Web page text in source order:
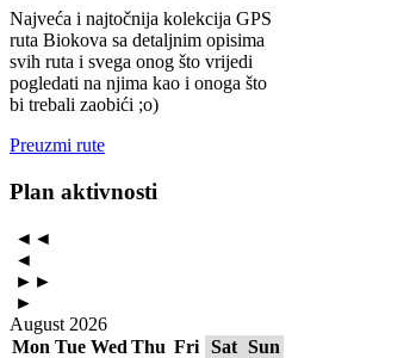
Najveća i najtočnija kolekcija GPS
ruta Biokova sa detaljnim opisima
svih ruta i svega onog što vrijedi
pogledati na njima kao i onoga što
bi trebali zaobići ;o)
Preuzmi rute
Plan aktivnosti
◄◄
◄
►►
►
August 2026
Mon Tue Wed Thu Fri Sat Sun